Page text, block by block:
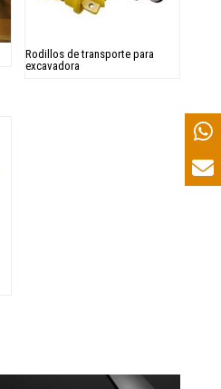
Rodillos de transporte para
excavadora